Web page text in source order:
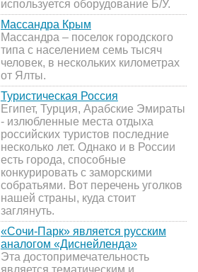
используется оборудование Б/У.
Массандра Крым
Массандра – поселок городского
типа с населением семь тысяч
человек, в нескольких километрах
от Ялты.
Туристическая Россия
Египет, Турция, Арабские Эмираты
- излюбленные места отдыха
российских туристов последние
несколько лет. Однако и в России
есть города, способные
конкурировать с заморскими
собратьями. Вот перечень уголков
нашей страны, куда стоит
заглянуть.
«Сочи-Парк» является русским
аналогом «Диснейленда»
Эта достопримечательность
является тематическим и